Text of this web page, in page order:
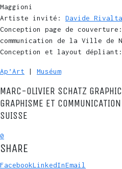
Maggioni
Artiste invité: Davide Rivalta
Conception page de
communication de la Ville de
Conception et layout
Ap’Art | Muséum
MARC-OLIVIER SCHATZ
GRAPHISME ET
SUISSE
0
SHARE
FacebookLinkedInEmail